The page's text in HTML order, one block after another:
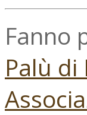
Fanno
Palù di